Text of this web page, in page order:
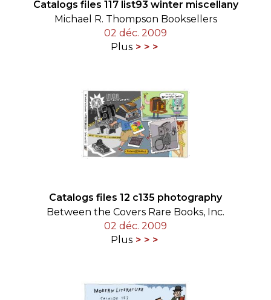
Catalogs files 117 list93 winter miscellany
Michael R. Thompson Booksellers
02 déc. 2009
Plus
Catalogs files 12 c135 photography
Between the Covers Rare Books, Inc.
02 déc. 2009
Plus